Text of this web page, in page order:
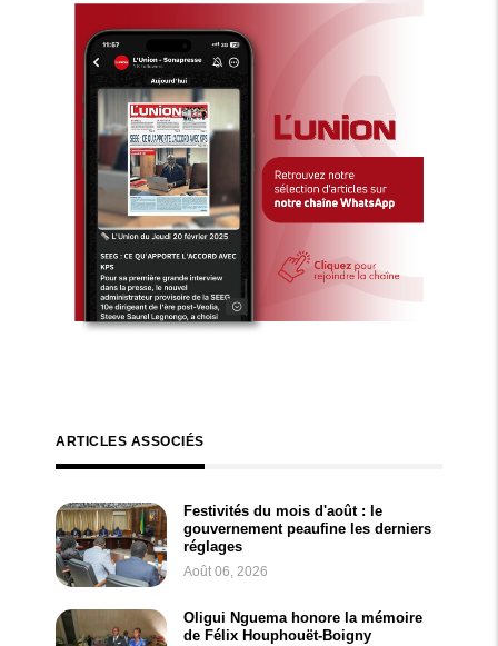
ARTICLES ASSOCIÉS
Festivités du mois d'août : le
gouvernement peaufine les derniers
réglages
Août 06, 2026
Oligui Nguema honore la mémoire
de Félix Houphouët-Boigny